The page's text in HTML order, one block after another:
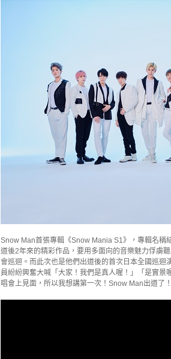
Snow Man首張專輯《Snow Mania S1》，專輯名稱
道後2年來的精彩作品，要用多面向的音樂魅力俘虜
會巡迴。而此次也是他們出道後的首次日本全國巡
員紛紛興奮大喊「大家！我們是真人喔！」「是實
唱會上見面，所以我想講第一次！Snow Man出道了